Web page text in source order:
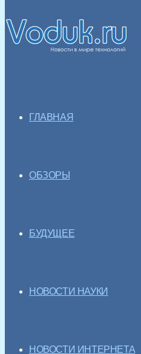
ГЛАВНАЯ
ОБЗОРЫ
БУДУЩЕЕ
НОВОСТИ НАУКИ
НОВОСТИ ИНТЕРНЕТА